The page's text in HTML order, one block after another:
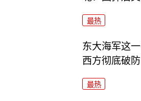
最热
东大海军这
西方彻底破防
最热